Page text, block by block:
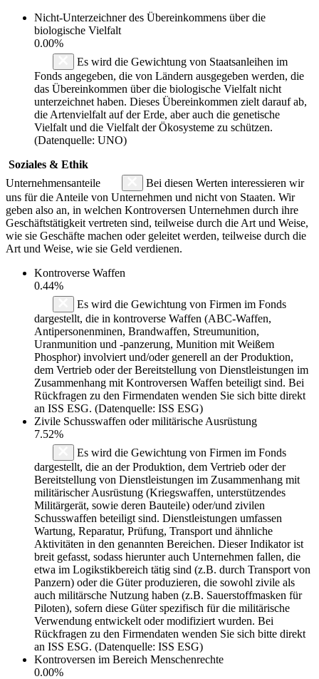
Nicht-Unterzeichner des Übereinkommens über die
biologische Vielfalt
0.00%
Es wird die Gewichtung von Staatsanleihen im
Fonds angegeben, die von Ländern ausgegeben werden, die
das Übereinkommen über die biologische Vielfalt nicht
unterzeichnet haben. Dieses Übereinkommen zielt darauf ab,
die Artenvielfalt auf der Erde, aber auch die genetische
Vielfalt und die Vielfalt der Ökosysteme zu schützen.
(Datenquelle: UNO)
Soziales & Ethik
Unternehmensanteile
Bei diesen Werten interessieren wir
uns für die Anteile von Unternehmen und nicht von Staaten. Wir
geben also an, in welchen Kontroversen Unternehmen durch ihre
Geschäftstätigkeit vertreten sind, teilweise durch die Art und Weise,
wie sie Geschäfte machen oder geleitet werden, teilweise durch die
Art und Weise, wie sie Geld verdienen.
Kontroverse Waffen
0.44%
Es wird die Gewichtung von Firmen im Fonds
dargestellt, die in kontroverse Waffen (ABC-Waffen,
Antipersonenminen, Brandwaffen, Streumunition,
Uranmunition und -panzerung, Munition mit Weißem
Phosphor) involviert und/oder generell an der Produktion,
dem Vertrieb oder der Bereitstellung von Dienstleistungen im
Zusammenhang mit Kontroversen Waffen beteiligt sind. Bei
Rückfragen zu den Firmendaten wenden Sie sich bitte direkt
an ISS ESG. (Datenquelle: ISS ESG)
Zivile Schusswaffen oder militärische Ausrüstung
7.52%
Es wird die Gewichtung von Firmen im Fonds
dargestellt, die an der Produktion, dem Vertrieb oder der
Bereitstellung von Dienstleistungen im Zusammenhang mit
militärischer Ausrüstung (Kriegswaffen, unterstützendes
Militärgerät, sowie deren Bauteile) oder/und zivilen
Schusswaffen beteiligt sind. Dienstleistungen umfassen
Wartung, Reparatur, Prüfung, Transport und ähnliche
Aktivitäten in den genannten Bereichen. Dieser Indikator ist
breit gefasst, sodass hierunter auch Unternehmen fallen, die
etwa im Logikstikbereich tätig sind (z.B. durch Transport von
Panzern) oder die Güter produzieren, die sowohl zivile als
auch militärsche Nutzung haben (z.B. Sauerstoffmasken für
Piloten), sofern diese Güter spezifisch für die militärische
Verwendung entwickelt oder modifiziert wurden. Bei
Rückfragen zu den Firmendaten wenden Sie sich bitte direkt
an ISS ESG. (Datenquelle: ISS ESG)
Kontroversen im Bereich Menschenrechte
0.00%